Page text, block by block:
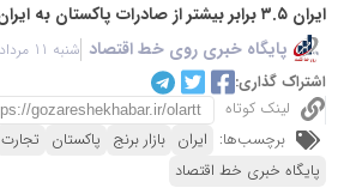
ایران ۳.۵ برابر بیشتر از صادرات پاکستان به ایران است.
پایگاه خبری روی خط اقتصاد شنبه 11 مرداد 1404 - 12:30
اشتراک گذاری:
لینک کوتاه
برچسب‌ها: ایران بازار برنج پاکستان تجارت
پایگاه خبری خط اقتصاد